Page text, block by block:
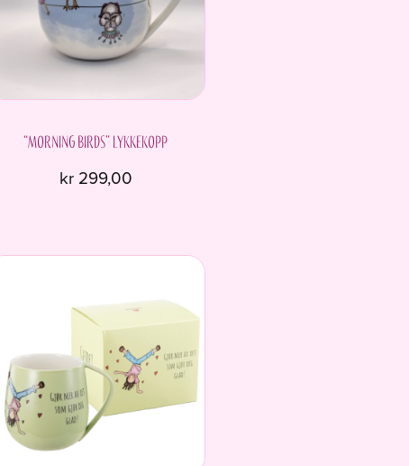
“Morning birds” Lykkekopp
kr299,00